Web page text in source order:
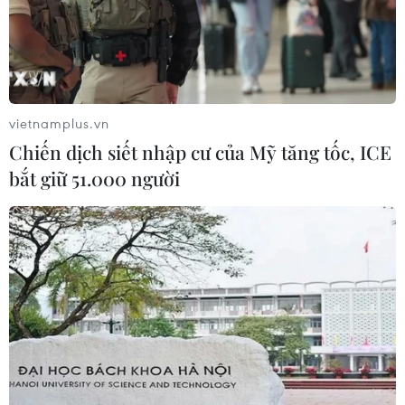
Cầu Đắk Lung sập sau cú
tông của xe tải cẩu, 2 người thoát
chết
06/08/2026 09:00
Xem thêm
CƠ QUAN CHỦ QUẢN: THÔNG TẤN XÃ VIỆT NAM
Tổng Biên tập: TRẦN TIẾN DUẨN
Phó Tổng Biên tập: NGUYỄN THỊ TÁM, KHÚC THANH
THỦY
vietnamplus.vn
Chiến dịch siết nhập cư của Mỹ tăng tốc, ICE
bắt giữ 51.000 người